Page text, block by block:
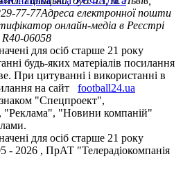
77-77Адреса електронної пошти
онлайн-медіа в Реєстрі
R40-06058
для осіб старше 21 року
будь-яких матеріалів посилання
При цитуванні і використанні в
на сайт
football24.ua
знаком "Спецпроект",
"Реклама", "Новини компаній"
для осіб старше 21 року
- 2026 , ПрАТ "Телерадіокомпанія